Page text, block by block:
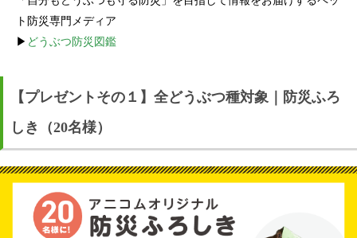
ト防災専門メディア
▶ どうぶつ防災図鑑
【プレゼントその１】全どうぶつ種対象｜防災ふろ
しき（20名様）